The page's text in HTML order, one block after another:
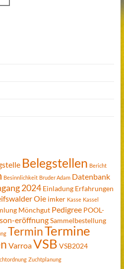
Belegstellen Bericht
Besinnlichkeit Bruder Adam Datenbank
2024 Einladung Erfahrungen
Oie imker Kasse Kassel
Mönchgut Pedigree POOL-
eröffnungSammelbestellung
TerminTermine
VarroaVSB VSB2024
Zuchtplanung